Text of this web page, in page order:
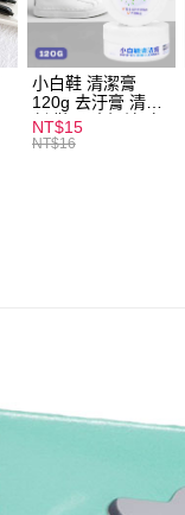
小白鞋 清潔膏
120g 去汙膏 清潔
劑 鞋子 去汙漬 白
皮鞋 鞋油
NT$15
NT$16